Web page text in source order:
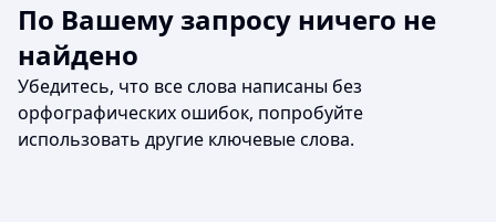
По Вашему запросу ничего не
найдено
Убедитесь, что все слова написаны без
орфографических ошибок, попробуйте
использовать другие ключевые слова.